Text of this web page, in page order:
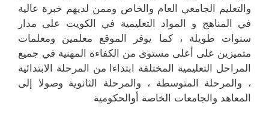
والتعليم الجامعي العام والخاص وممن لديهم خبرة عالية
في المناهج و المواد التعليمية في الكويت على مدار
سنوات طويلة ، كما يوفر الموقع معلمين ومعلمات
متميزين على أعلى مستوى من الكفاءة المهنية في جميع
المراحل التعليمية المختلفة ابتداءا من المرحلة الابتدائية
، والمرحلة المتوسطة ، والمرحلة الثانوية وصولا إلى
المعاهد والجامعات الخاصة أوالحكومية